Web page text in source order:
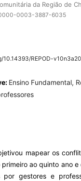
da Região de
0003-3887-6035
10.14393/REPOD-
Ensino Fundamental,
mapear os
ao quinto ano e
por gestores e